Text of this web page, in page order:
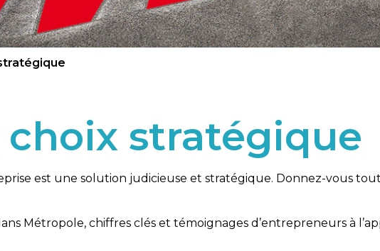
choix stratégique
est une solution judicieuse et stratégique. Donnez-vous
Métropole, chiffres clés et témoignages d’entrepreneurs à